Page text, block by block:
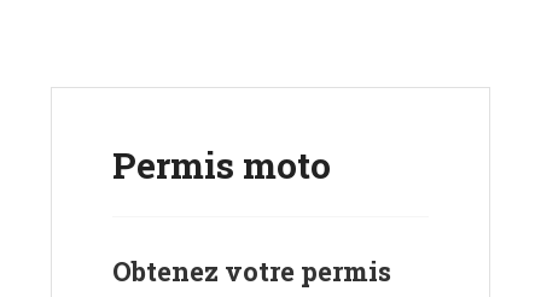
Permis moto
Obtenez votre permis